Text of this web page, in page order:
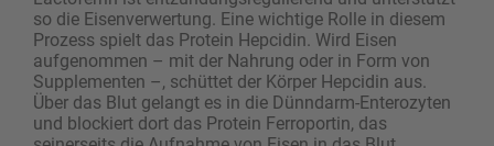
so die Eisenverwertung. Eine wichtige Rolle in diesem
Prozess spielt das Protein Hepcidin. Wird Eisen
aufgenommen – mit der Nahrung oder in Form von
Supplementen –, schüttet der Körper Hepcidin aus.
Über das Blut gelangt es in die Dünndarm-Enterozyten
und blockiert dort das Protein Ferroportin, das